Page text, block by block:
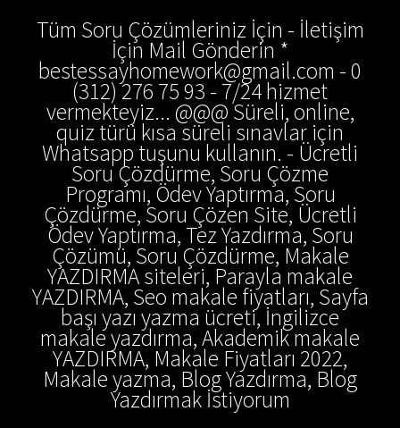
Tüm Soru Çözümleriniz İçin - İletişim
İçin Mail Gönderin *
bestessayhomework@gmail.com - 0
(312) 276 75 93 - 7/24 hizmet
vermekteyiz... @@@ Süreli, online,
quiz türü kısa süreli sınavlar için
Whatsapp tuşunu kullanın. - Ücretli
Soru Çözdürme, Soru Çözme
Programı, Ödev Yaptırma, Soru
Çözdürme, Soru Çözen Site, Ücretli
Ödev Yaptırma, Tez Yazdırma, Soru
Çözümü, Soru Çözdürme, Makale
YAZDIRMA siteleri, Parayla makale
YAZDIRMA, Seo makale fiyatları, Sayfa
başı yazı yazma ücreti, İngilizce
makale yazdırma, Akademik makale
YAZDIRMA, Makale Fiyatları 2022,
Makale yazma, Blog Yazdırma, Blog
Yazdırmak İstiyorum